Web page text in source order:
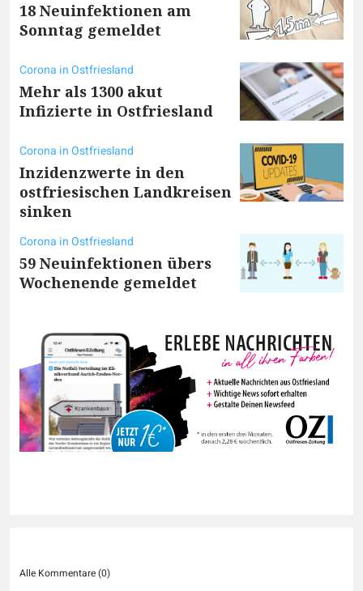
18 Neuinfektionen am
Sonntag gemeldet
Corona in Ostfriesland
Mehr als 1300 akut
Infizierte in Ostfriesland
Corona in Ostfriesland
Inzidenzwerte in den
ostfriesischen Landkreisen
sinken
Corona in Ostfriesland
59 Neuinfektionen übers
Wochenende gemeldet
Alle Kommentare (0)